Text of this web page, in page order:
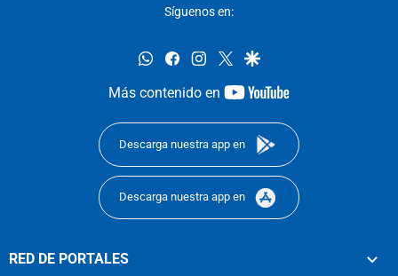
Síguenos en:
whatsappfacebookinstagram
twittergoogle
Más contenido en
youtube-
Descarga nuestra app en
Descarga nuestra app en
RED DE PORTALES